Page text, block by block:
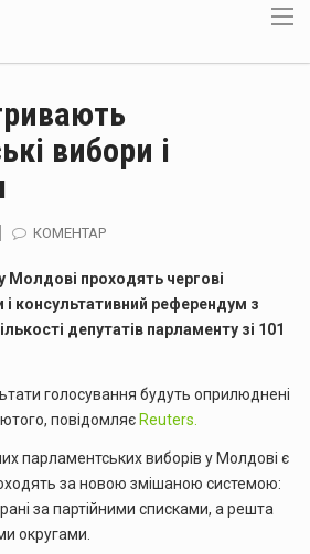
вибори і
КОМЕНТАР
Молдові проходять чергові
і консультативний референдум з
депутатів парламенту зі 101
голосування будуть оприлюднені
повідомляєReuters.
парламентських виборів у Молдові є
за новою змішаною системою:
за партійними списками, а решта
округами.